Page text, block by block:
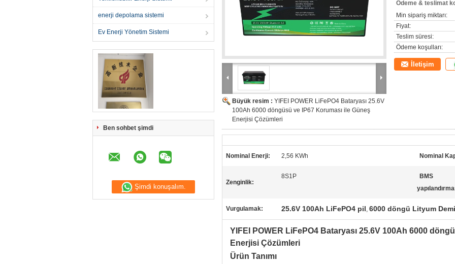
enerji depolama sistemi
Ev Enerji Yönetim Sistemi
Ben sohbet şimdi
Şimdi konuşalım.
Büyük resim : YIFEI POWER LiFePO4 Bataryası 25.6V
100Ah 6000 döngüsü ve IP67 Koruması ile Güneş
Enerjisi Çözümleri
Ödeme & teslimat
Min sipariş miktarı:
Fiyat:
Teslim süresi:
Ödeme koşulları:
İletişim
Nominal Enerji: 2,56 KWh Nominal
Zenginlik:
8S1P
BMS
Vurgulamak: 25.6V 100Ah LiFePO4 pil, 6000 döngü Lityum
YIFEI POWER LiFePO4 Bataryası 25.6V 100Ah 6000
Enerjisi Çözümleri
Ürün Tanımı